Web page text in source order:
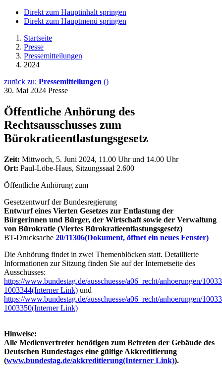
Direkt zum Hauptinhalt springen
Direkt zum Hauptmenü springen
Startseite
Presse
Pressemitteilungen
2024
zurück zu: Pressemitteilungen ()
30. Mai 2024 Presse
Öffentliche Anhörung des
Rechtsausschusses zum
Bürokratieentlastungsgesetz
Zeit: Mittwoch, 5. Juni 2024, 11.00 Uhr und 14.00 Uhr
Ort: Paul-Löbe-Haus, Sitzungssaal 2.600
Öffentliche Anhörung zum
Gesetzentwurf der Bundesregierung
Entwurf eines Vierten Gesetzes zur Entlastung der
Bürgerinnen und Bürger, der Wirtschaft sowie der Verwaltung
von Bürokratie (Viertes Bürokratieentlastungsgesetz)
BT-Drucksache 20/11306(Dokument, öffnet ein neues Fenster)
Die Anhörung findet in zwei Themenblöcken statt. Detaillierte
Informationen zur Sitzung finden Sie auf der Internetseite des
Ausschusses:
https://www.bundestag.de/ausschuesse/a06_recht/anhoerungen/
1003344(Interner Link) und
https://www.bundestag.de/ausschuesse/a06_recht/anhoerungen/
1003350(Interner Link)
Hinweise:
Alle Medienvertreter benötigen zum Betreten der Gebäude des
Deutschen Bundestages eine gültige Akkreditierung
(www.bundestag.de/akkreditierung(Interner Link)).